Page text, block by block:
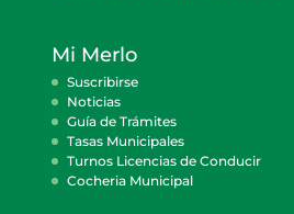
Mi Merlo
Suscribirse
Noticias
Guía de Trámites
Tasas Municipales
Turnos Licencias de Conducir
Cocheria Municipal